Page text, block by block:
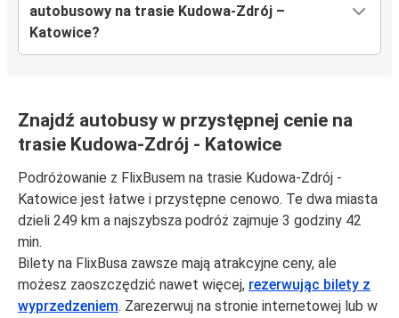
autobusowy na trasie Kudowa-Zdrój –
Katowice?
Znajdź autobusy w przystępnej cenie na
trasie Kudowa-Zdrój - Katowice
Podróżowanie z FlixBusem na trasie Kudowa-Zdrój -
Katowice jest łatwe i przystępne cenowo. Te dwa miasta
dzieli 249 km a najszybsza podróż zajmuje 3 godziny 42
min.
Bilety na FlixBusa zawsze mają atrakcyjne ceny, ale
możesz zaoszczędzić nawet więcej, rezerwując bilety z
wyprzedzeniem. Zarezerwuj na stronie internetowej lub w